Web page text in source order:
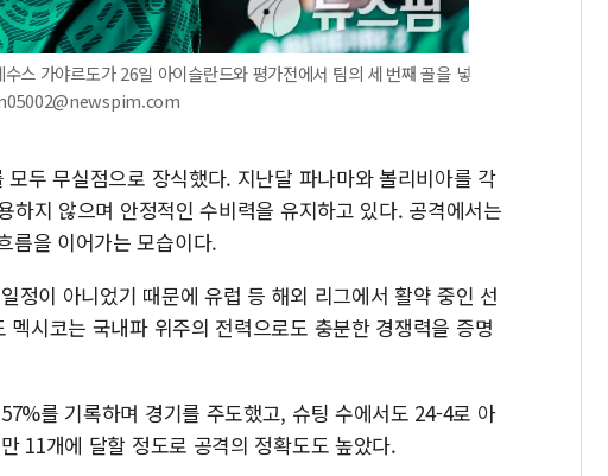
스 가야르도가 26일 아이슬란드와 평가전에서 팀의 세 번째 골을 넣
두 무실점으로 장식했다. 지난달 파나마와 볼리비아를 각
하지 않으며 안정적인 수비력을 유지하고 있다. 공격에서는
름을 이어가는 모습이다.
정이 아니었기 때문에 유럽 등 해외 리그에서 활약 중인 선
시코는 국내파 위주의 전력으로도 충분한 경쟁력을 증명
를 기록하며 경기를 주도했고, 슈팅 수에서도 24-4로 아
11개에 달할 정도로 공격의 정확도도 높았다.